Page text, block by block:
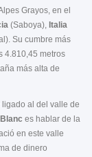
Grayos, en el
(Saboya), Italia
Su cumbre más
4.810,45 metros
más alta de
ligado al del valle de
es hablar de la
en este valle
de dinero